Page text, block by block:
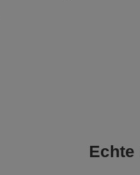
Echte